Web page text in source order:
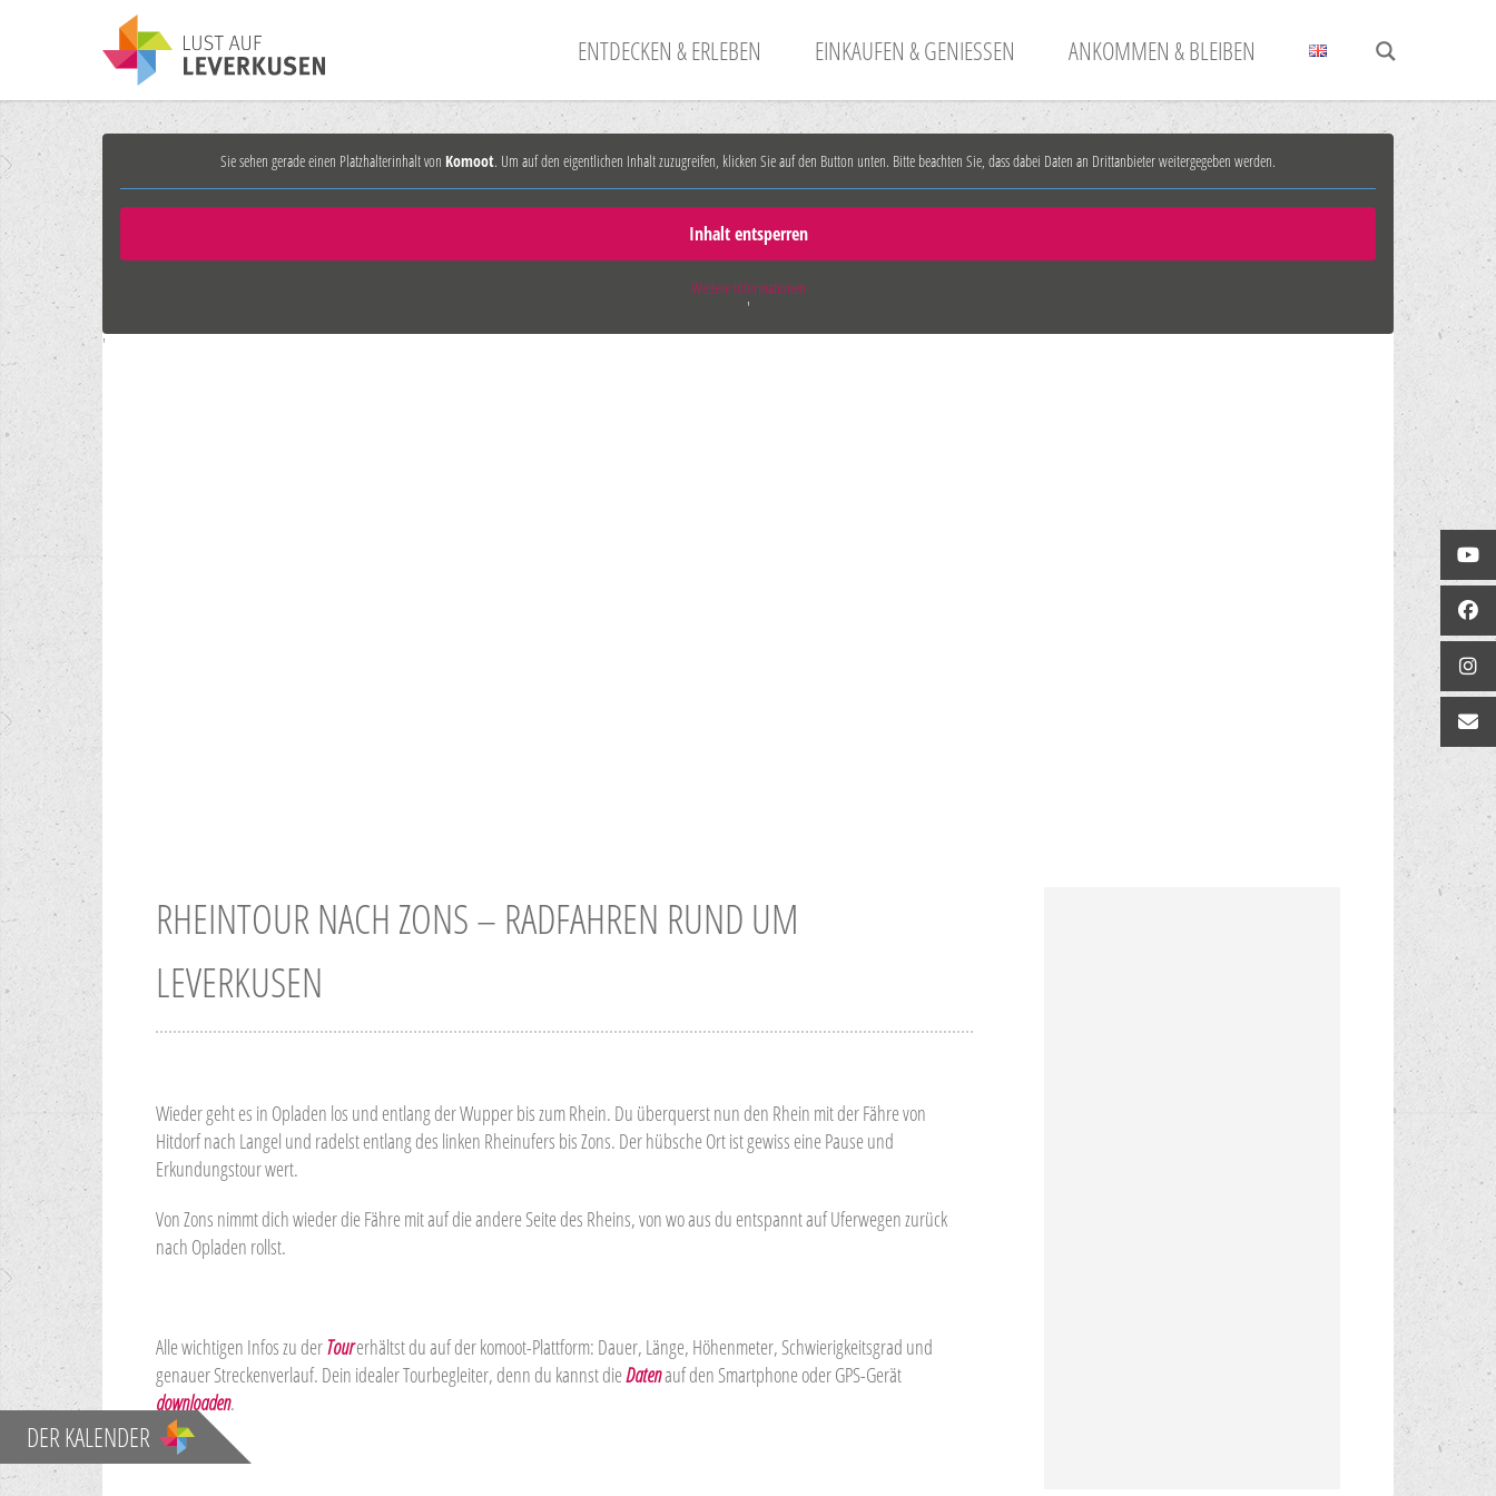
ENTDECKEN & ERLEBEN EINKAUFEN & GENIESSEN ANKOMMEN & BLEIBEN
Sie sehen gerade einen Platzhalterinhalt von Komoot. Um auf den eigentlichen Inhalt zuzugreifen, klicken Sie auf den Button unten. Bitte beachten Sie, dass dabei Daten an Drittanbieter weitergegeben werden.
Inhalt entsperren
Weitere Informationen
'
'
RHEINTOUR NACH ZONS – RADFAHREN RUND UM
LEVERKUSEN
Wieder geht es in Opladen los und entlang der Wupper bis zum Rhein. Du überquerst nun den Rhein mit der Fähre von
Hitdorf nach Langel und radelst entlang des linken Rheinufers bis Zons. Der hübsche Ort ist gewiss eine Pause und
Erkundungstour wert.
Von Zons nimmt dich wieder die Fähre mit auf die andere Seite des Rheins, von wo aus du entspannt auf Uferwegen zurück
nach Opladen rollst.
Alle wichtigen Infos zu derTourerhältst du auf der komoot-Plattform: Dauer, Länge, Höhenmeter, Schwierigkeitsgrad und
genauer Streckenverlauf. Dein idealer Tourbegleiter, denn du kannst dieDatenauf den Smartphone oder GPS-Gerät
downloaden.
DER KALENDER